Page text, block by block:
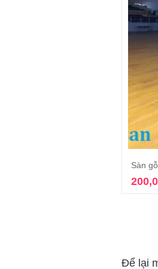
Sàn
Để lại